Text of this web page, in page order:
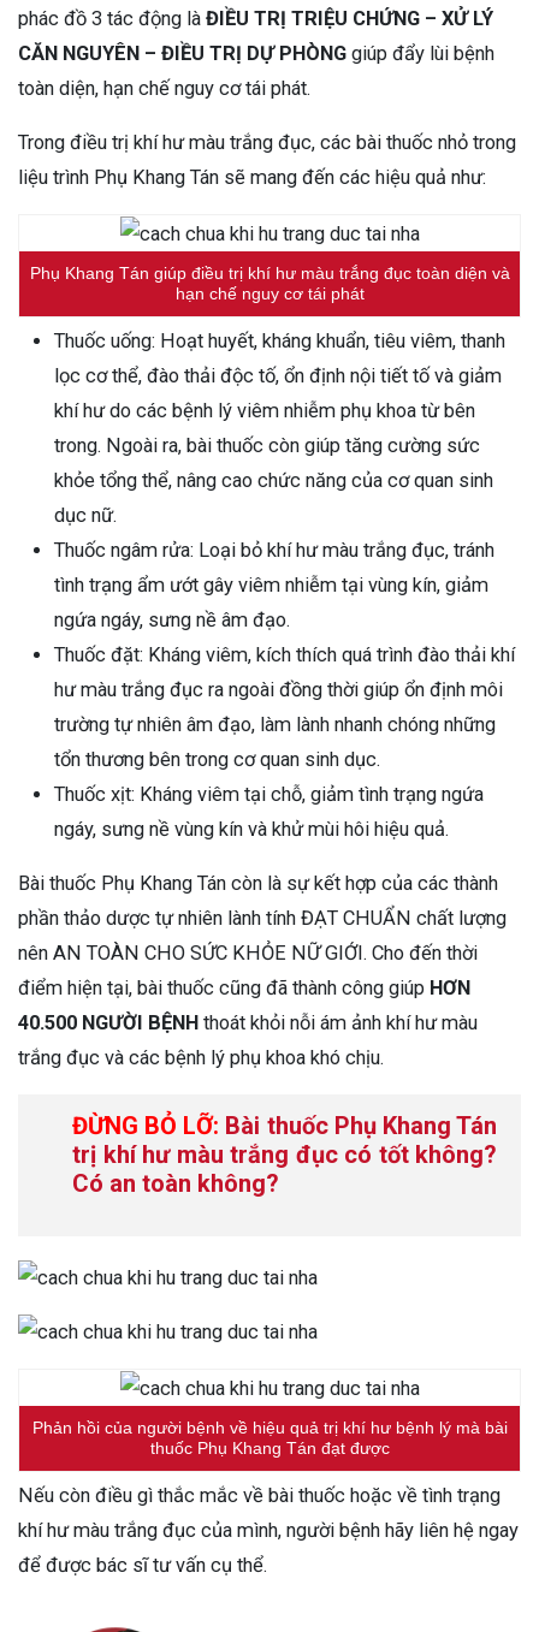
phác đồ 3 tác động là ĐIỀU TRỊ TRIỆU CHỨNG – XỬ LÝ
CĂN NGUYÊN – ĐIỀU TRỊ DỰ PHÒNG giúp đẩy lùi bệnh
toàn diện, hạn chế nguy cơ tái phát.
Trong điều trị khí hư màu trắng đục, các bài thuốc nhỏ trong
liệu trình Phụ Khang Tán sẽ mang đến các hiệu quả như:
Phụ Khang Tán giúp điều trị khí hư màu trắng đục toàn diện và
hạn chế nguy cơ tái phát
Thuốc uống: Hoạt huyết, kháng khuẩn, tiêu viêm, thanh
lọc cơ thể, đào thải độc tố, ổn định nội tiết tố và giảm
khí hư do các bệnh lý viêm nhiễm phụ khoa từ bên
trong. Ngoài ra, bài thuốc còn giúp tăng cường sức
khỏe tổng thể, nâng cao chức năng của cơ quan sinh
dục nữ.
Thuốc ngâm rửa: Loại bỏ khí hư màu trắng đục, tránh
tình trạng ẩm ướt gây viêm nhiễm tại vùng kín, giảm
ngứa ngáy, sưng nề âm đạo.
Thuốc đặt: Kháng viêm, kích thích quá trình đào thải khí
hư màu trắng đục ra ngoài đồng thời giúp ổn định môi
trường tự nhiên âm đạo, làm lành nhanh chóng những
tổn thương bên trong cơ quan sinh dục.
Thuốc xịt: Kháng viêm tại chỗ, giảm tình trạng ngứa
ngáy, sưng nề vùng kín và khử mùi hôi hiệu quả.
Bài thuốc Phụ Khang Tán còn là sự kết hợp của các thành
phần thảo dược tự nhiên lành tính ĐẠT CHUẨN chất lượng
nên AN TOÀN CHO SỨC KHỎE NỮ GIỚI. Cho đến thời
điểm hiện tại, bài thuốc cũng đã thành công giúp HƠN
40.500 NGƯỜI BỆNH thoát khỏi nỗi ám ảnh khí hư màu
trắng đục và các bệnh lý phụ khoa khó chịu.
ĐỪNG BỎ LỠ: Bài thuốc Phụ Khang Tán
trị khí hư màu trắng đục có tốt không?
Có an toàn không?
Phản hồi của người bệnh về hiệu quả trị khí hư bệnh lý mà bài
thuốc Phụ Khang Tán đạt được
Nếu còn điều gì thắc mắc về bài thuốc hoặc về tình trạng
khí hư màu trắng đục của mình, người bệnh hãy liên hệ ngay
để được bác sĩ tư vấn cụ thể.